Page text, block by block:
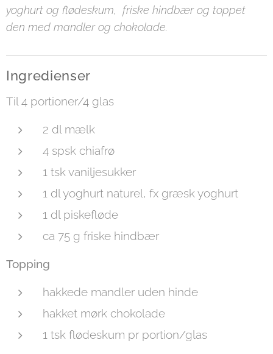
yoghurt og flødeskum, friske hindbær og toppet
den med mandler og chokolade.
Ingredienser
Til 4 portioner/4 glas
2 dl mælk
4 spsk chiafrø
1 tsk vaniljesukker
1 dl yoghurt naturel, fx græsk yoghurt
1 dl piskefløde
ca 75 g friske hindbær
Topping
hakkede mandler uden hinde
hakket mørk chokolade
1 tsk flødeskum pr portion/glas